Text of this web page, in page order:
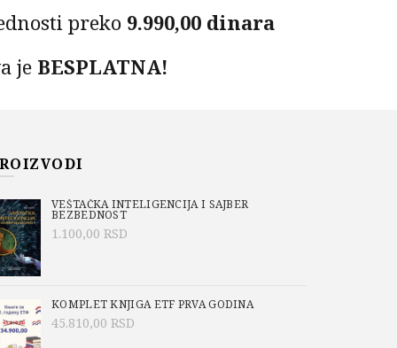
preko 9.990,00 dinara
je BESPLATNA!
ANALIZE II količina
92-5
Academic Mind , Aktuelno , Ćemal Dolićanin
u Novom Pazaru
VEŠTAČKA INTELIGENCIJA I SAJBER
BEZBEDNOST
1.100,00 RSD
KOMPLET KNJIGA ETF PRVA GODINA
45.810,00 RSD